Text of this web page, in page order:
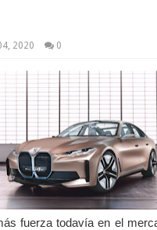
2020 0
fuerza todavía en el